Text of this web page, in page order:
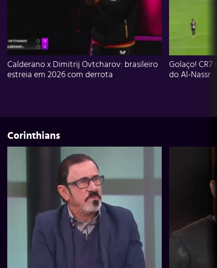
Calderano x Dimitrij Ovtcharov: brasileiro
estreia em 2026 com derrota
Golaço!
do Al-Nassr
Corinthians